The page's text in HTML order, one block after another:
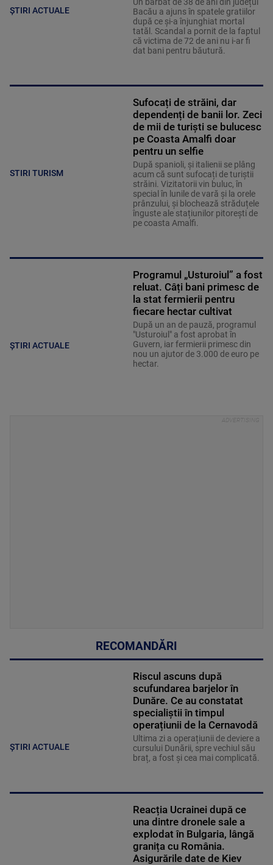
ȘTIRI ACTUALE
Un bărbat de 38 de ani din județul
Bacău a ajuns în spatele gratiilor
după ce și-a înjunghiat mortal
tatăl. Scandal a pornit de la faptul
că victima de 72 de ani nu i-ar fi
dat bani pentru băutură.
STIRI TURISM
Sufocați de străini, dar
dependenți de banii lor. Zeci
de mii de turiști se bulucesc
pe Coasta Amalfi doar
pentru un selfie
După spanioli, și italienii se plâng
acum că sunt sufocați de turiștii
străini. Vizitatorii vin buluc, în
special în lunile de vară și la orele
prânzului, și blochează străduțele
înguste ale stațiunilor pitorești de
pe coasta Amalfi.
ȘTIRI ACTUALE
Programul „Usturoiul” a fost
reluat. Câți bani primesc de
la stat fermierii pentru
fiecare hectar cultivat
După un an de pauză, programul
"Usturoiul" a fost aprobat în
Guvern, iar fermierii primesc din
nou un ajutor de 3.000 de euro pe
hectar.
RECOMANDĂRI
ȘTIRI ACTUALE
Riscul ascuns după
scufundarea barjelor în
Dunăre. Ce au constatat
specialiștii în timpul
operațiunii de la Cernavodă
Ultima zi a operațiunii de deviere a
cursului Dunării, spre vechiul său
braț, a fost și cea mai complicată.
Reacția Ucrainei după ce
una dintre dronele sale a
explodat în Bulgaria, lângă
granița cu România.
Asigurările date de Kiev